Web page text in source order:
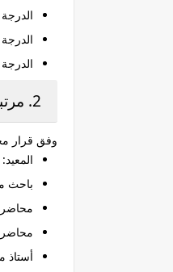
2. مرتبات أعضاء هيئة التدريس بالجامعات
وفق قرار مجلس
المعيد:
باحث
محاضر
أستاذ